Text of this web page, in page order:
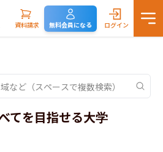
資料請求 無料会員になる ログイン
てを目指せる大学